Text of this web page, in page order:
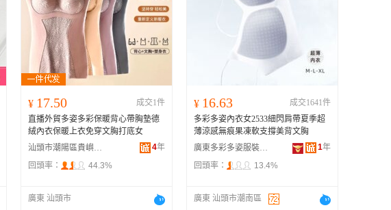
¥ 17.50
成交1件
直播外貿多姿多彩保暖背心帶胸墊德
絨內衣保暖上衣免穿文胸打底女
汕頭市潮陽區貴嶼依美吻針織內衣廠
4年
回頭率：
44.3%
廣東 汕頭市
¥ 16.63
成交1641件
多彩多姿內衣女2533細閃肩帶夏季超
薄涼感無痕果凍軟支撐美背文胸
廣東多彩多姿服裝有限公司
1年
回頭率：
13.4%
廣東 汕頭市潮南區